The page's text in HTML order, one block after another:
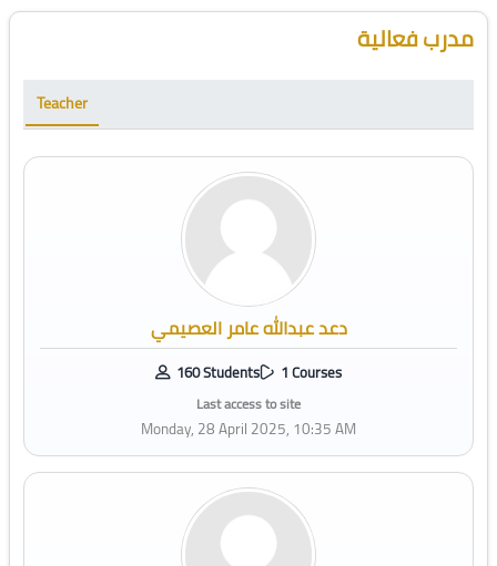
Blocks
Skip [Cocoon] Course Instructor مدرب فعالية
Teacher
دعد عبدالله عامر العصيمي
160 Students 1 Courses
Last access to site
Monday, 28 April 2025, 10:35 AM